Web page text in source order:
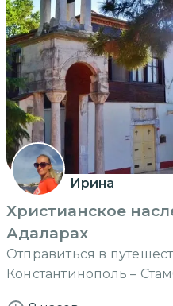
Ирина
Христианское
Адаларах
Отправиться в
Константинополь –